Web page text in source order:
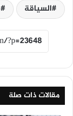
السياقة
مقالات ذات صلة